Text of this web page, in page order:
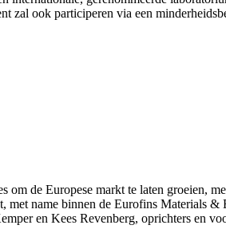
zal ook participeren via een
de Europese markt te laten groeien,
name binnen de Eurofins Materials &
en Kees Revenberg, oprichters en